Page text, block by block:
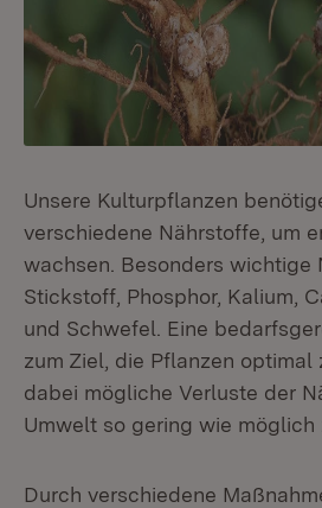
Unsere Kulturpflanzen
verschiedene Nährstoffe, um
wachsen. Besonders wichtige
Stickstoff, Phosphor, Kalium,
und Schwefel. Eine
zum Ziel, die Pflanzen optimal
dabei mögliche Verluste der
Umwelt so gering wie möglich
Durch verschiedene